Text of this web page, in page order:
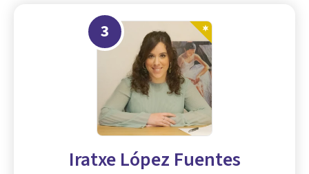
3
Iratxe López Fuentes